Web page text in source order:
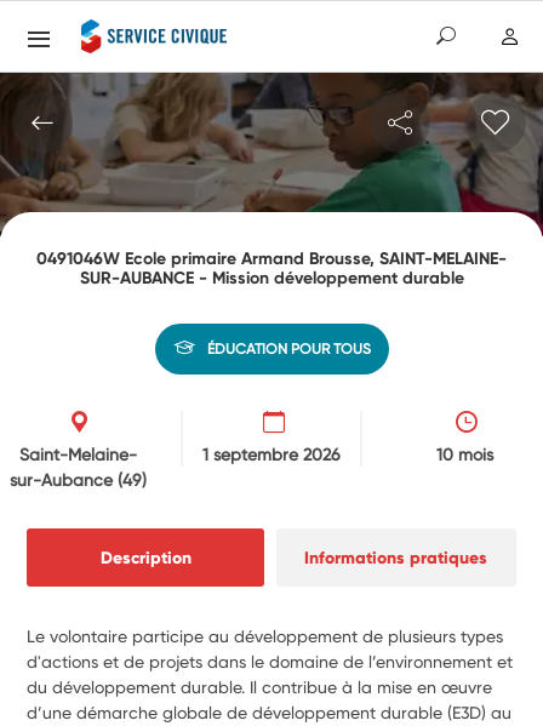
0491046W Ecole primaire Armand Brousse, SAINT-MELAINE-
SUR-AUBANCE - Mission développement durable
ÉDUCATION POUR TOUS
Saint-Melaine-
sur-Aubance(49)
1 septembre 2026 10 mois
Description Informations pratiques
Le volontaire participe au développement de plusieurs types
d'actions et de projets dans le domaine de l’environnement et
du développement durable. Il contribue à la mise en œuvre
d’une démarche globale de développement durable (E3D) au